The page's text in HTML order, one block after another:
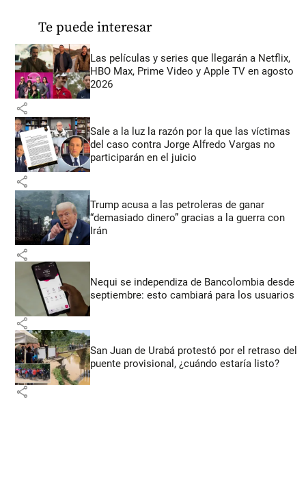
Te puede interesar
Las películas y series que llegarán a Netflix,
HBO Max, Prime Video y Apple TV en agosto
2026
share
Sale a la luz la razón por la que las víctimas
del caso contra Jorge Alfredo Vargas no
participarán en el juicio
share
Trump acusa a las petroleras de ganar
“demasiado dinero” gracias a la guerra con
Irán
share
Nequi se independiza de Bancolombia desde
septiembre: esto cambiará para los usuarios
share
San Juan de Urabá protestó por el retraso del
puente provisional, ¿cuándo estaría listo?
share